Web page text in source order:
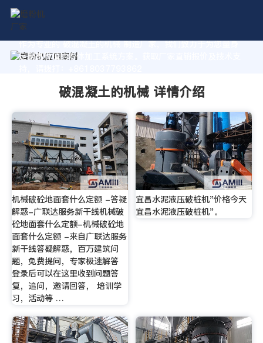
作为专业的 破混凝土的机械 制造厂家，我们致力于为您量身
定制高价值的粉体加工系统方案。获取厂家直销报价及技术支
破混凝土的机械 详情介绍
机械破砼地面套什么定额 -答疑
解惑-广联达服务新干线机械破
砼地面套什么定额-机械破砼地
面套什么定额 -来自广联达服务
新干线答疑解惑，百万建筑问
题，免费提问，专家极速解答
登录后可以在这里收到问题答
复，追问，邀请回答， 培训学
习，活动等 …
宜昌水泥液压破桩机"价格今天
宜昌水泥液压破桩机"。